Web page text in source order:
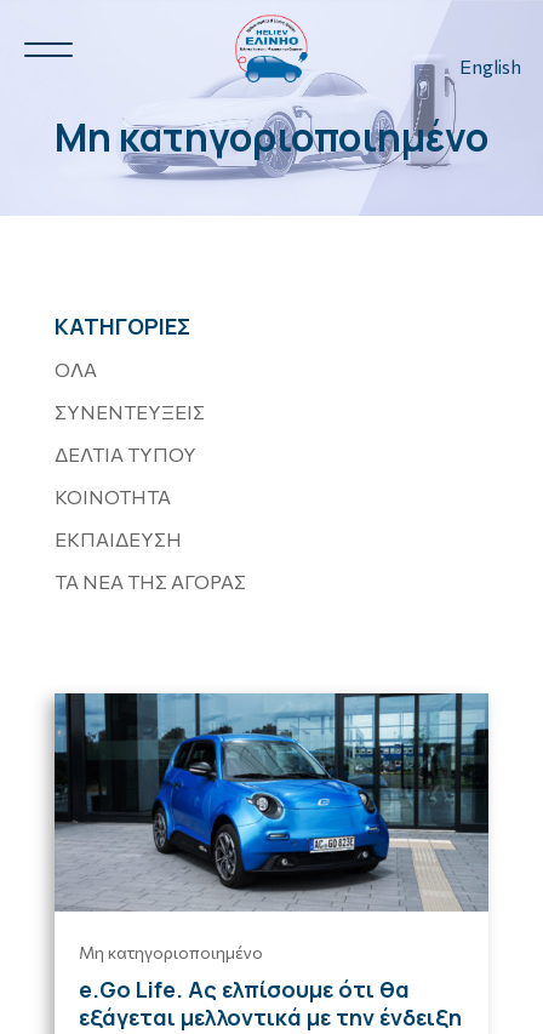
English
3
Μη κατηγοριοποιημένο
ΚΑΤΗΓΟΡΙΕΣ
ΟΛΑ
ΣΥΝΕΝΤΕΥΞΕΙΣ
ΔΕΛΤΙΑ ΤΥΠΟΥ
ΚΟΙΝΟΤΗΤΑ
ΕΚΠΑΙΔΕΥΣΗ
ΤΑ ΝΕΑ ΤΗΣ ΑΓΟΡΑΣ
e.Go Life. Ας ελπίσουμε ότι θα
εξάγεται μελλοντικά με την ένδειξη
Μη κατηγοριοποιημένο